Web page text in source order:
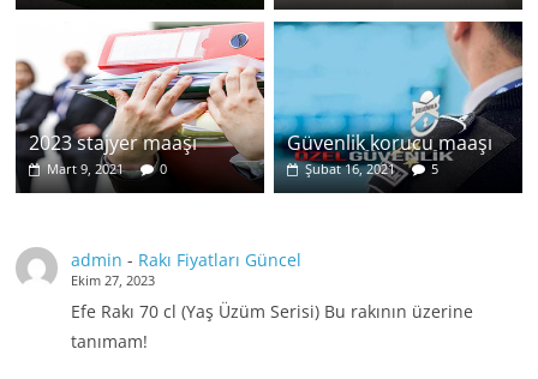
2023 stajyer maaşı
Mart 9, 2021 0
Güvenlik korucu maaşı
Şubat 16, 2021 5
admin - Rakı Fiyatları Güncel
Ekim 27, 2023
Efe Rakı 70 cl (Yaş Üzüm Serisi) Bu rakının üzerine
tanımam!